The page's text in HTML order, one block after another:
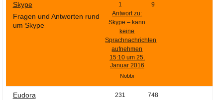
Skype
Fragen und Antworten rund
um Skype
1
9
Antwort zu:
Skype – kann
keine
Sprachnachrichten
aufnehmen
15:10 um 25.
Januar 2016
Nobbi
Eudora
231
748